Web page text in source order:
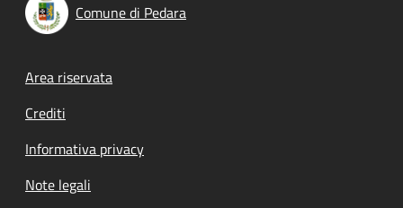
Comune di Pedara
Footer menu
Area riservata
Crediti
Informativa privacy
Note legali